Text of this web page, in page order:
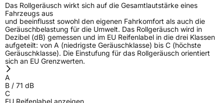
Das Rollgeräusch wirkt sich auf die Gesamtlautstärke eines
Fahrzeugs aus
und beeinflusst sowohl den eigenen Fahrkomfort als auch die
Geräuschbelastung für die Umwelt. Das Rollgeräusch wird in
Dezibel (dB) gemessen und im EU Reifenlabel in die drei Klassen
aufgeteilt: von A (niedrigste Geräuschklasse) bis C (höchste
Geräuschklasse). Die Einstufung für das Rollgeräusch orientiert
sich an EU Grenzwerten.
A
B / 71 dB
C
EU Reifenlabel anzeigen